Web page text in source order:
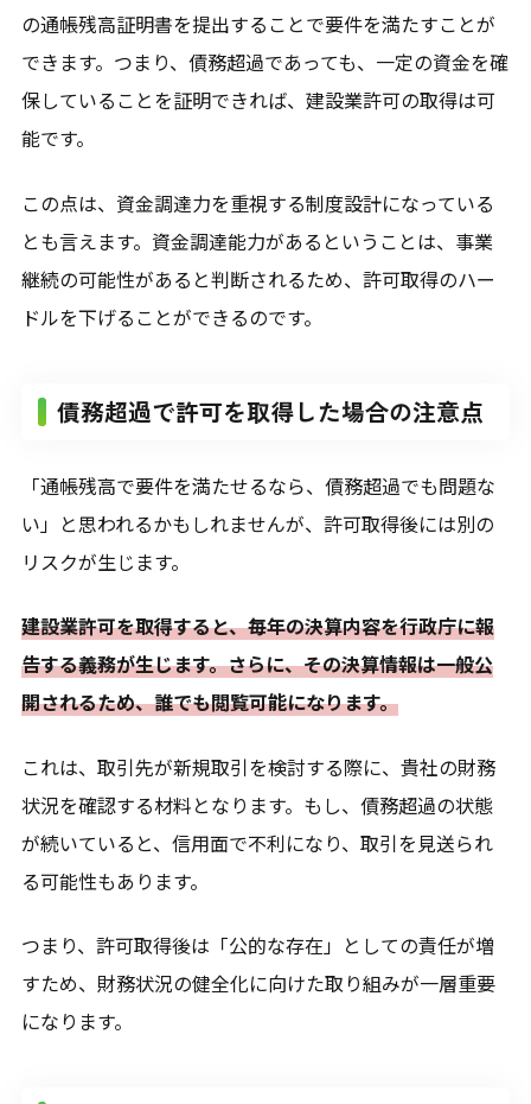
の通帳残高証明書を提出することで要件を満たすことが
できます。つまり、債務超過であっても、一定の資金を確
保していることを証明できれば、建設業許可の取得は可
能です。
この点は、資金調達力を重視する制度設計になっている
とも言えます。資金調達能力があるということは、事業
継続の可能性があると判断されるため、許可取得のハー
ドルを下げることができるのです。
債務超過で許可を取得した場合の注意点
「通帳残高で要件を満たせるなら、債務超過でも問題な
い」と思われるかもしれませんが、許可取得後には別の
リスクが生じます。
建設業許可を取得すると、毎年の決算内容を行政庁に報
告する義務が生じます。さらに、その決算情報は一般公
開されるため、誰でも閲覧可能になります。
これは、取引先が新規取引を検討する際に、貴社の財務
状況を確認する材料となります。もし、債務超過の状態
が続いていると、信用面で不利になり、取引を見送られ
る可能性もあります。
つまり、許可取得後は「公的な存在」としての責任が増
すため、財務状況の健全化に向けた取り組みが一層重要
になります。